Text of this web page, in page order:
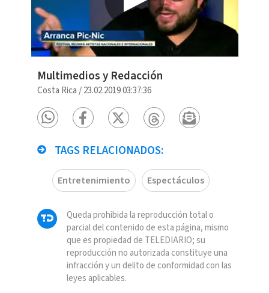
Multimedios y Redacción
Costa Rica /23.02.2019 03:37:36
TAGS RELACIONADOS:
Entretenimiento Espectáculos
Queda prohibida la reproducción total o
parcial del contenido de esta página, mismo
que es propiedad de TELEDIARIO; su
reproducción no autorizada constituye una
infracción y un delito de conformidad con las
leyes aplicables.